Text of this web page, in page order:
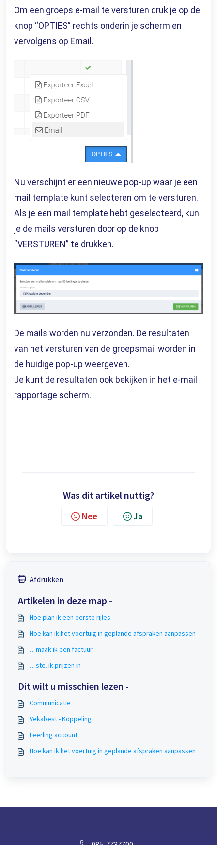
Om een groeps e-mail te versturen druk je op de
knop “OPTIES” rechts onderin je scherm en
vervolgens op Email.
Nu verschijnt er een nieuwe pop-up waar je een
mail template kunt selecteren om te versturen.
Als je een mail template hebt geselecteerd, kun
je de mails versturen door op de knop
“VERSTUREN” te drukken.
De mails worden nu verzonden. De resultaten
van het versturen van de groepsmail worden in
de huidige pop-up weergeven.
Je kunt de resultaten ook bekijken in het e-mail
rapportage scherm.
Was dit artikel nuttig?
Nee Ja
Afdrukken
Artikelen in deze map -
Hoe plan ik een eerste rijles
Hoe kan ik het voertuig in geplande afspraken aanpassen
…maak ik een factuur
…stel ik prijzen in
Dit wilt u misschien lezen -
Communicatie
Vekabest - Koppeling
Leerling account
Hoe kan ik het voertuig in geplande afspraken aanpassen